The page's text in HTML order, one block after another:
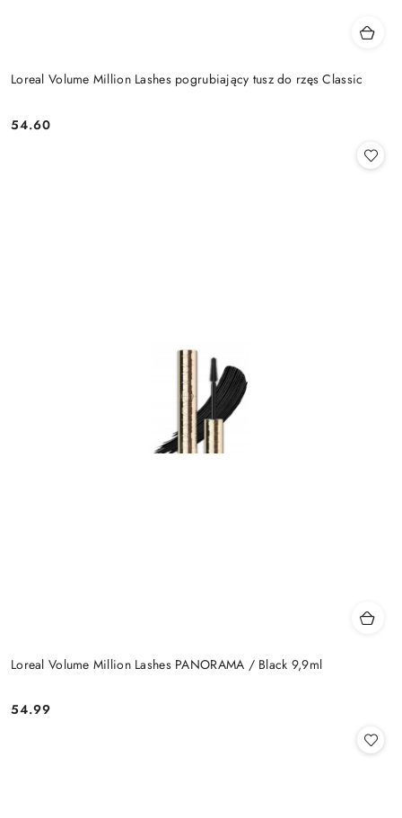
Loreal Volume Million Lashes pogrubiający tusz do rzęs Classic
Cena:
54.60
Loreal Volume Million Lashes PANORAMA / Black 9,9ml
Cena:
54.99